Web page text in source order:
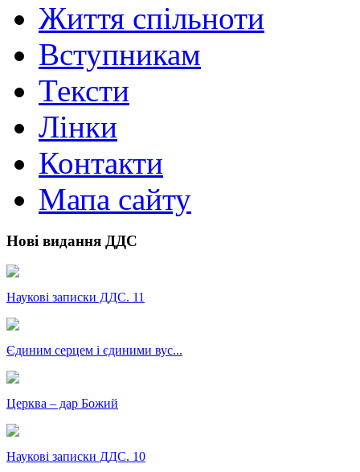
Життя спільноти
Вступникам
Тексти
Лінки
Контакти
Мапа сайту
Нові видання ДДС
Наукові записки ДДС. 11
Єдиним серцем і єдиними вус...
Церква – дар Божий
Наукові записки ДДС. 10